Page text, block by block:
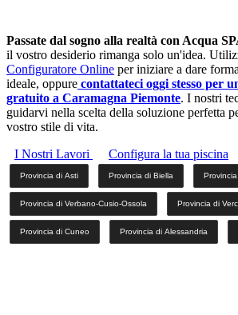
Passate dal sogno alla realtà con Acqua
il vostro desiderio rimanga solo un'idea.
Configuratore Online per iniziare a dare
ideale, oppure contattateci oggi stesso per
gratuito a Caramagna Piemonte. I nostri
guidarvi nella scelta della soluzione perfetta
vostro stile di vita.
I Nostri Lavori
Configura la tua piscina
Provincia di Asti Provincia di Biella
Provincia di Verbano-Cusio-Ossola Provincia di
Provincia di Cuneo Provincia di Alessandria